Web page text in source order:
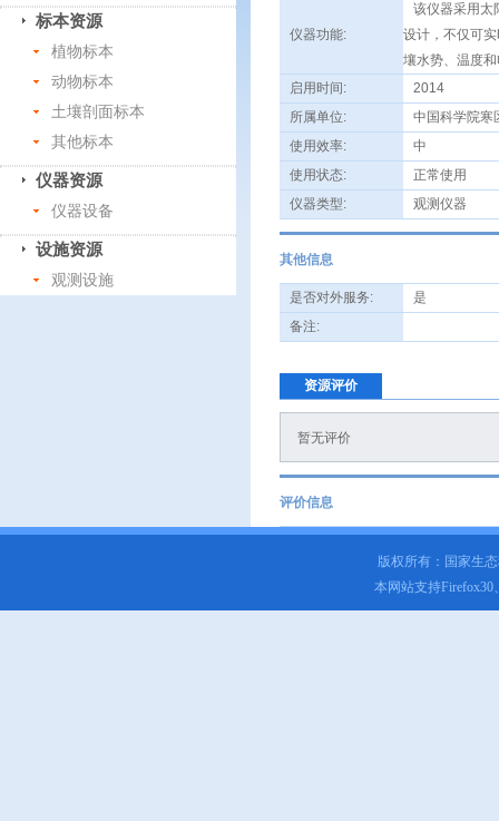
标本资源
植物标本
动物标本
土壤剖面标本
其他标本
仪器资源
仪器设备
设施资源
观测设施
仪器功能:
该仪器采用太
设计，不仅可
壤水势、温度
启用时间:
2014
所属单位:
中国科学院寒
使用效率:
中
使用状态:
正常使用
仪器类型:
观测仪器
其他信息
是否对外服务:
是
备注:
资源评价
暂无评价
评价信息
版权所有：国家生
本网站支持